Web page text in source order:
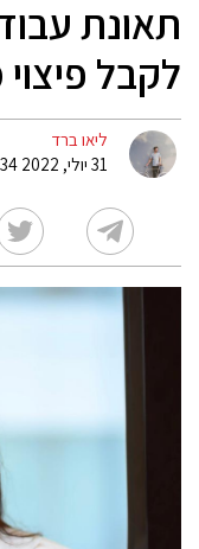
תאונת
לקבל
ליאו ברד
31 יולי, 2022 15:34